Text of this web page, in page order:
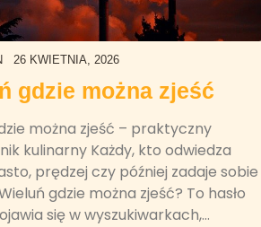
26 KWIETNIA, 2026
gdzie można zjeść
można zjeść – praktyczny
kulinarny Każdy, kto odwiedza
prędzej czy później zadaje sobie
gdzie można zjeść? To hasło
się w wyszukiwarkach,…